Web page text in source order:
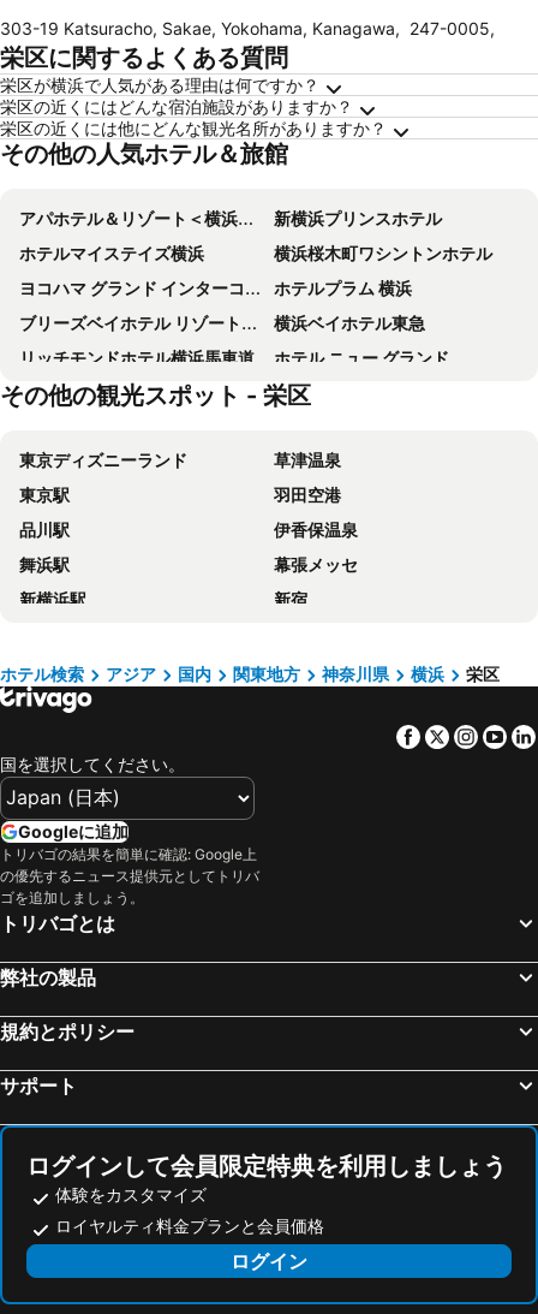
303-19 Katsuracho, Sakae, Yokohama, Kanagawa, 247-0005,
栄区に関するよくある質問
栄区が横浜で人気がある理由は何ですか？
栄区の近くにはどんな宿泊施設がありますか？
栄区の近くには他にどんな観光名所がありますか？
その他の人気ホテル＆旅館
アパホテル＆リゾート＜横浜ベイタワー＞
新横浜プリンスホテル
ホテルマイステイズ横浜
横浜桜木町ワシントンホテル
ヨコハマ グランド インターコンチネンタル ホテル IHG ホテル
ホテルプラム 横浜
ブリーズベイホテル リゾート&スパ
横浜ベイホテル東急
リッチモンドホテル横浜馬車道
ホテル ニュー グランド
HOTEL LiVEMAX Shinyokohama
横浜マンダリンホテル
ホテルリブマックス横浜駅西口
三井ガーデンホテル横浜みなとみらいプレミア
ホテルリブマックス横浜元町駅前
リッチモンドホテル横浜駅前
ホテルリブマックス横浜スタジアム前
ローズホテル横浜
ホテルリブマックス BUDGET 平塚駅前
ダイワ ロイネット ホテル 横浜関内
横浜東急REIホテル
横浜みなとみらい万葉倶楽部
ホテルリブマックス横浜関内駅前
相鉄フレッサイン 横浜駅東口
チサン ホテル 横浜伊勢佐木町
鎌倉プリンスホテル
ベストウェスタンホテルフィーノ新横浜
ホテルメトロポリタン鎌倉
トーセイホテルココネ鎌倉
厚木シティホテル
横浜平和プラザホテル
global cabin 横浜中華街
相鉄フレッサイン 鎌倉大船駅東口
メルキュール横須賀
相鉄フレッサイン 鎌倉大船駅笠間口
ホテル椿for adalt
WILL Marine Resort Fujisawa
北鎌倉520（HideAway520）
Enoshima Home Approximately 6 Minutes Walk From
ホテルウィングインターナショナル湘南藤沢
アルモントイン湘南藤沢
湘南鎌倉クリスタルホテル
Smile Hotel Shonan Fujisawa - Vacation STAY 74506v
Smile Hotel Shonan Fujisawa - Vacation STAY 74510v
キップホテル湘南藤沢
その他の観光スポット - 栄区
東京ディズニーランド
草津温泉
東京駅
羽田空港
品川駅
伊香保温泉
舞浜駅
幕張メッセ
新横浜駅
新宿
上野駅
鬼怒川温泉
横浜駅
熱海温泉
長野駅
みなとみらい駅
東京ビッグサイト
海浜幕張駅
お台場
幕張駅
静岡駅
河口湖
千葉駅
成田国際空港
横浜アリーナ
豊洲駅
横浜中華街
水道橋駅
川崎駅
那須温泉
ホテル検索 アジア 国内 関東地方 神奈川県 横浜 栄区
Facebook
Twitter
国を選択してください。
Googleに追加
トリバゴの結果を簡単に確認: Google上
の優先するニュース提供元としてトリバ
ゴを追加しましょう。
トリバゴとは
弊社の製品
規約とポリシー
サポート
ログインして会員限定特典を利用しましょう
体験をカスタマイズ
ロイヤルティ料金プランと会員価格
ログイン